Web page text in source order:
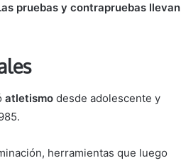
pruebas y contrapruebas llevan
atletismodesde adolescente y
herramientas que luego